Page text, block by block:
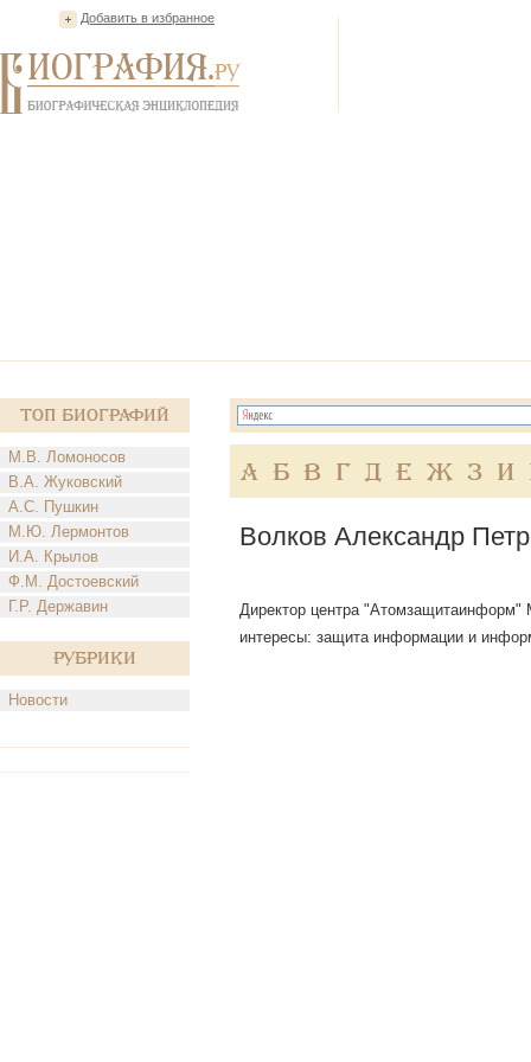
Добавить в избранное
Топ Биографий
М.В. Ломоносов
В.А. Жуковский
А.С. Пушкин
М.Ю. Лермонтов
И.А. Крылов
Ф.М. Достоевский
Г.Р. Державин
Рубрики
Новости
А Б В Г Д Е Ж З И
Волков Александр
Директор центра
интересы: защита информации и